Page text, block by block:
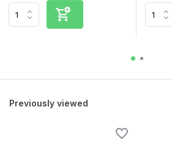
Previously viewed